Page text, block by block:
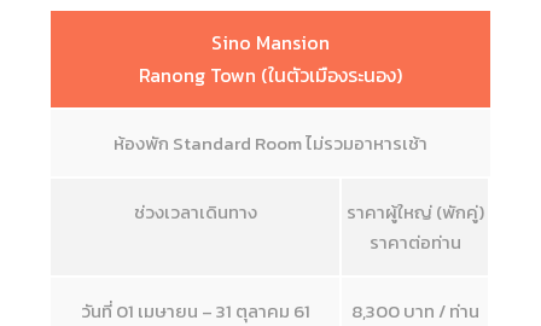
Sino Mansion
Ranong Town (ในตัวเมืองระนอง)
ห้องพัก Standard Room ไม่รวมอาหารเช้า
ช่วงเวลาเดินทาง
ราคาผู้ใหญ่ (พักคู่)
ราคาต่อท่าน
วันที่ 01 เมษายน – 31 ตุลาคม 61 8,300 บาท / ท่าน